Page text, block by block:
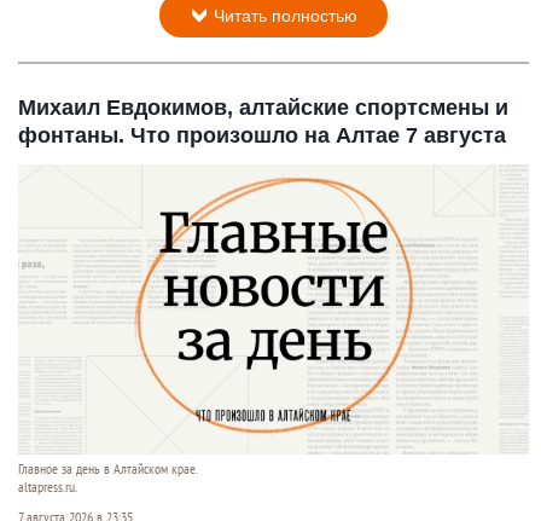
Читать полностью
Михаил Евдокимов, алтайские спортсмены и
фонтаны. Что произошло на Алтае 7 августа
Главное за день в Алтайском крае.
altapress.ru.
7 августа 2026 в 23:35